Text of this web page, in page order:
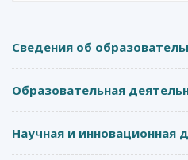
Сведения об
Образовательная
Научная и инновационная